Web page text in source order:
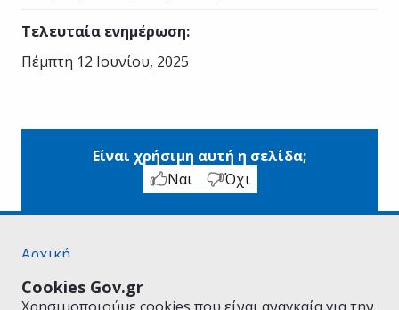
Cookies Gov.gr
Τελευταία ενημέρωση:
Πέμπτη 12 Ιουνίου, 2025
Είναι χρήσιμη αυτή η σελίδα;
Ναι
Όχι
Αρχική
Όροι Χρήσης